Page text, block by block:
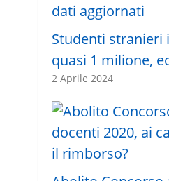
Studenti stranieri
quasi 1 milione,
2 Aprile 2024